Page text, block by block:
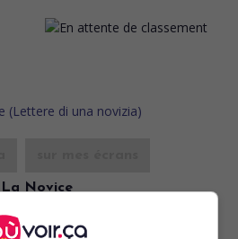
La Novice